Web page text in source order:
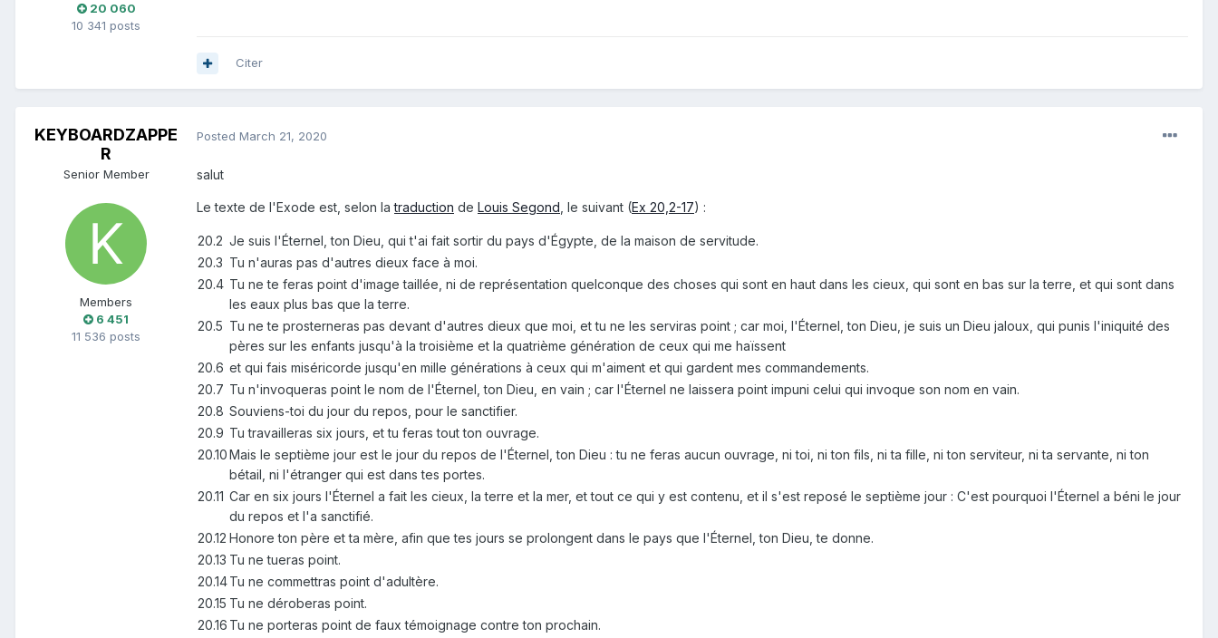
20 060
10 341 posts
Citer
KEYBOARDZAPPE
R
Senior Member
Members
6 451
11 536 posts
Posted March 21, 2020
salut
Le texte de l'Exode est, selon latraduction de Louis Segond , le suivant (Ex 20,2-17) :
20.2 Je suis l'Éternel, ton Dieu, qui t'ai fait sortir du pays d'Égypte, de la maison de servitude.
20.3 Tu n'auras pas d'autres dieux face à moi.
20.4 Tu ne te feras point d'image taillée, ni de représentation quelconque des choses qui sont en haut dans les cieux, qui sont en bas sur la terre, et qui sont dans
les eaux plus bas que la terre.
20.5 Tu ne te prosterneras pas devant d'autres dieux que moi, et tu ne les serviras point ; car moi, l'Éternel, ton Dieu, je suis un Dieu jaloux, qui punis l'iniquité des
pères sur les enfants jusqu'à la troisième et la quatrième génération de ceux qui me haïssent
20.6 et qui fais miséricorde jusqu'en mille générations à ceux qui m'aiment et qui gardent mes commandements.
20.7 Tu n'invoqueras point le nom de l'Éternel, ton Dieu, en vain ; car l'Éternel ne laissera point impuni celui qui invoque son nom en vain.
20.8 Souviens-toi du jour du repos, pour le sanctifier.
20.9 Tu travailleras six jours, et tu feras tout ton ouvrage.
20.10Mais le septième jour est le jour du repos de l'Éternel, ton Dieu : tu ne feras aucun ouvrage, ni toi, ni ton fils, ni ta fille, ni ton serviteur, ni ta servante, ni ton
bétail, ni l'étranger qui est dans tes portes.
20.11 Car en six jours l'Éternel a fait les cieux, la terre et la mer, et tout ce qui y est contenu, et il s'est reposé le septième jour : C'est pourquoi l'Éternel a béni le jour
du repos et l'a sanctifié.
20.12 Honore ton père et ta mère, afin que tes jours se prolongent dans le pays que l'Éternel, ton Dieu, te donne.
20.13 Tu ne tueras point.
20.14Tu ne commettras point d'adultère.
20.15 Tu ne déroberas point.
20.16 Tu ne porteras point de faux témoignage contre ton prochain.